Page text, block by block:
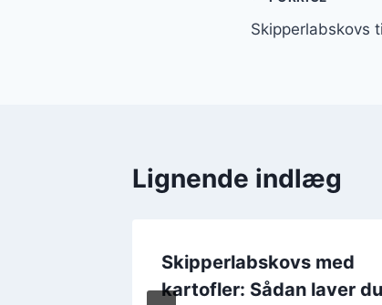
Skipperlabskovs
Lignende indlæg
Skipperlabskovs med
kartofler: Sådan laver du